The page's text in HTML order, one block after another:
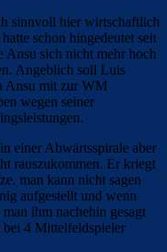
sinnvoll hier wirtschaftlich
schon hingedeutet seit
Ansu sich nicht mehr hoch
Angeblich soll Luis
Ansu mit zur WM
wegen seiner
einer Abwärtsspirale aber
rauszukommen. Er kriegt
man kann nicht sagen
aufgestellt und wenn
ihm nachehin gesagt
4 Mittelfeldspieler